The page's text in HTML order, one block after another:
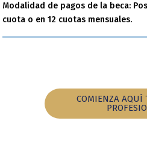
Modalidad de pagos de la beca:
cuota o en 12 cuotas mensuales.
COMIENZA AQUÍ